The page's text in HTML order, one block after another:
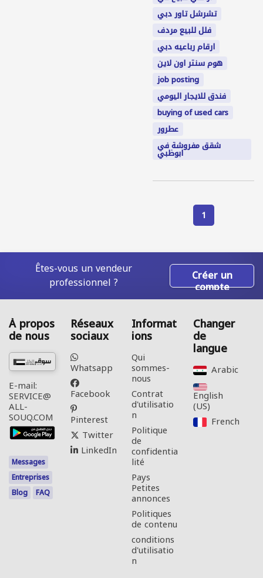
تشرشل تاور دبي
فلل للبيع مردف
ارقام رباعيه دبي
هوم سنتر اون لاين
job posting
فندق للايجار اليومي
buying of used cars
عطرور
شقق مفروشة في
ابوظبي
1
Êtes-vous un vendeur
professionnel ? Créer un
compte
À propos
de nous
E-mail:
SERVICE@
ALL-
SOUQ.COM
Messages
Entreprises
Blog
FAQ
Réseaux
sociaux
Whatsapp
Facebook
Pinterest
Twitter
LinkedIn
Informat
ions
Qui
sommes-
nous
Contrat
d'utilisatio
n
Politique
de
confidentia
lité
Pays
Petites
annonces
Politiques
de contenu
conditions
d'utilisatio
n
Changer
de
langue
Arabic‎
English
(US)‎
French‎